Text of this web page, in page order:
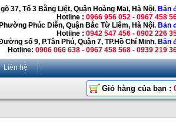
37, Tổ 3 Bằng Liệt, Quận Hoàng Mai, Hà Nội. Bản
Hotline : 0966 956 052 - 0967 458
Phúc Diễn, Quận Bắc Từ Liêm, Hà Nội. Bản
Hotline : 0942 547 456 - 0902 226
số 9, P.Tân Phú, Quận 7, TP.Hồ Chí Minh. Bản
Hotline: 0906 066 638 - 0967 458 568 - 0939 219
Liên hệ
Giỏ hàng của bạn :